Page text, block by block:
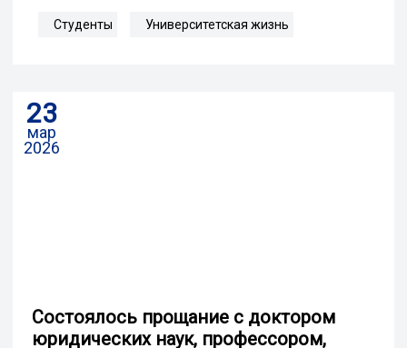
Студенты Университетская жизнь
23
мар
2026
Cостоялось прощание с доктором
юридических наук, профессором,